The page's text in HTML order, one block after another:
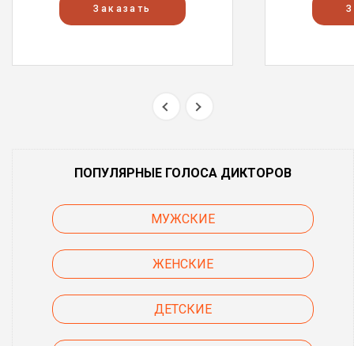
Заказать
ПОПУЛЯРНЫЕ ГОЛОСА ДИКТОРОВ
МУЖСКИЕ
ЖЕНСКИЕ
ДЕТСКИЕ